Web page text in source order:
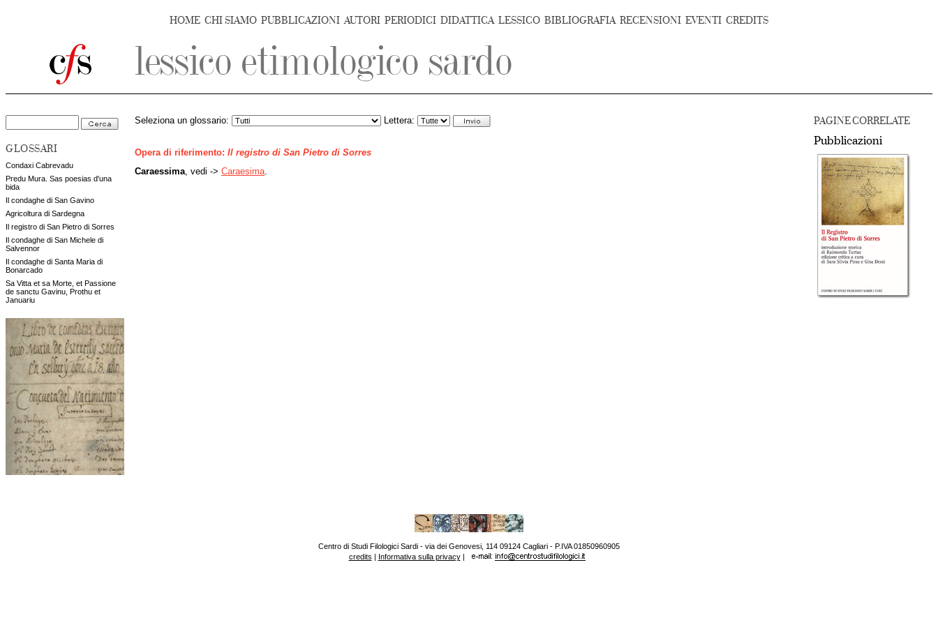
HOME CHI SIAMO PUBBLICAZIONI AUTORI PERIODICI DIDATTICA LESSICO BIBLIOGRAFIA RECENSIONI EVENTI CREDITS
GLOSSARI
Condaxi Cabrevadu
Predu Mura. Sas poesias d'una
bida
Il condaghe di San Gavino
Agricoltura di Sardegna
Il registro di San Pietro di Sorres
Il condaghe di San Michele di
Salvennor
Il condaghe di Santa Maria di
Bonarcado
Sa Vitta et sa Morte, et Passione
de sanctu Gavinu, Prothu et
Januariu
PAGINE CORRELATE
Pubblicazioni
Seleziona un glossario: Lettera:
Opera di riferimento: Il registro di San Pietro di Sorres
Caraessima , vedi -> Caraesima
Centro di Studi Filologici Sardi - via dei Genovesi, 114 09124 Cagliari - P.IVA 01850960905
credits | Informativa sulla privacy|